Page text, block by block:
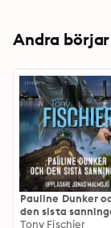
Andra börjar
Pauline Dunker
den sista
Tony Fischier